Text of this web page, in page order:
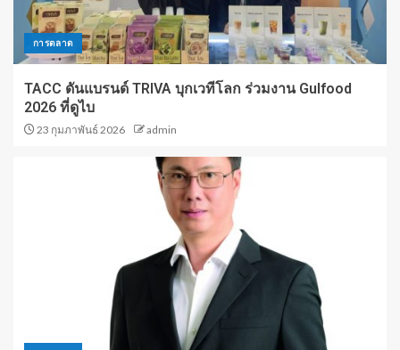
การตลาด
TACC ดันแบรนด์ TRIVA บุกเวทีโลก ร่วมงาน Gulfood
2026 ที่ดูไบ
23 กุมภาพันธ์ 2026 admin